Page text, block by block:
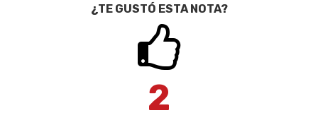
¿TE GUSTÓ ESTA NOTA?
2